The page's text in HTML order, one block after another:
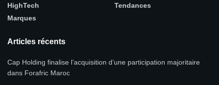
HighTech
Marques
Tendances
Articles récents
Cap Holding finalise l’acquisition d’une participation majoritaire
dans Forafric Maroc